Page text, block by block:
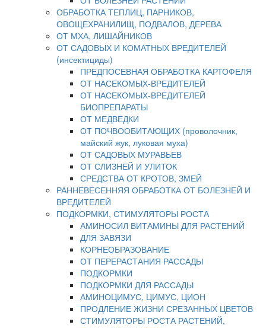
ОБРАБОТКА ТЕПЛИЦ, ПАРНИКОВ,
ОВОЩЕХРАНИЛИЩ, ПОДВАЛОВ, ДЕРЕВА
ОТ МХА, ЛИШАЙНИКОВ
ОТ САДОВЫХ И КОМАТНЫХ ВРЕДИТЕЛЕЙ
(инсектициды)
ПРЕДПОСЕВНАЯ ОБРАБОТКА КАРТОФЕЛЯ
ОТ НАСЕКОМЫХ-ВРЕДИТЕЛЕЙ
ОТ НАСЕКОМЫХ-ВРЕДИТЕЛЕЙ
БИОПРЕПАРАТЫ
ОТ МЕДВЕДКИ
ОТ ПОЧВООБИТАЮЩИХ (проволочник,
майский жук, луковая муха)
ОТ САДОВЫХ МУРАВЬЕВ
ОТ СЛИЗНЕЙ И УЛИТОК
СРЕДСТВА ОТ КРОТОВ, ЗМЕЙ
РАННЕВЕСЕННЯЯ ОБРАБОТКА ОТ БОЛЕЗНЕЙ И
ВРЕДИТЕЛЕЙ
ПОДКОРМКИ, СТИМУЛЯТОРЫ РОСТА
АМИНОСИЛ ВИТАМИНЫ ДЛЯ РАСТЕНИЙ
ДЛЯ ЗАВЯЗИ
КОРНЕОБРАЗОВАНИЕ
ОТ ПЕРЕРАСТАНИЯ РАССАДЫ
ПОДКОРМКИ
ПОДКОРМКИ ДЛЯ РАССАДЫ
АМИНОЦИМУС, ЦИМУС, ЦИОН
ПРОДЛЕНИЕ ЖИЗНИ СРЕЗАННЫХ ЦВЕТОВ
СТИМУЛЯТОРЫ РОСТА РАСТЕНИЙ,